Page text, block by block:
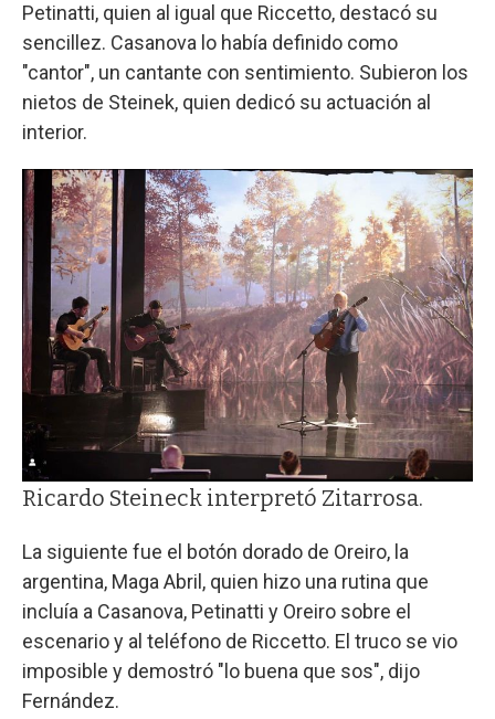
Petinatti, quien al igual que Riccetto, destacó su
sencillez. Casanova lo había definido como
"cantor", un cantante con sentimiento. Subieron los
nietos de Steinek, quien dedicó su actuación al
interior.
Ricardo Steineck interpretó Zitarrosa.
La siguiente fue el botón dorado de Oreiro, la
argentina, Maga Abril, quien hizo una rutina que
incluía a Casanova, Petinatti y Oreiro sobre el
escenario y al teléfono de Riccetto. El truco se vio
imposible y demostró "lo buena que sos", dijo
Fernández.